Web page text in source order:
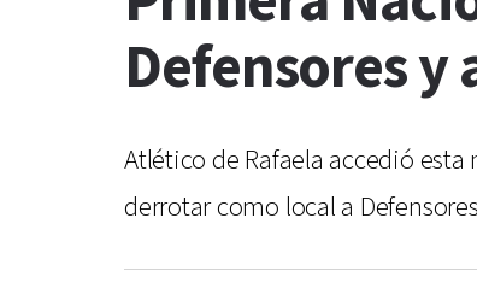
Defensores y
Atlético de Rafaela accedió
derrotar como local a